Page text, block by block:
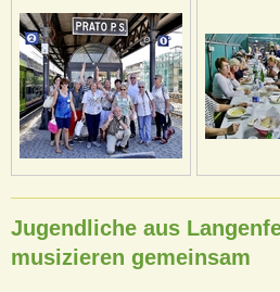
Jugendliche aus
musizieren gemeinsam